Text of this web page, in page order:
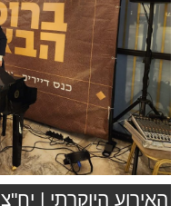
האירוע היוקרתי | יח"צ